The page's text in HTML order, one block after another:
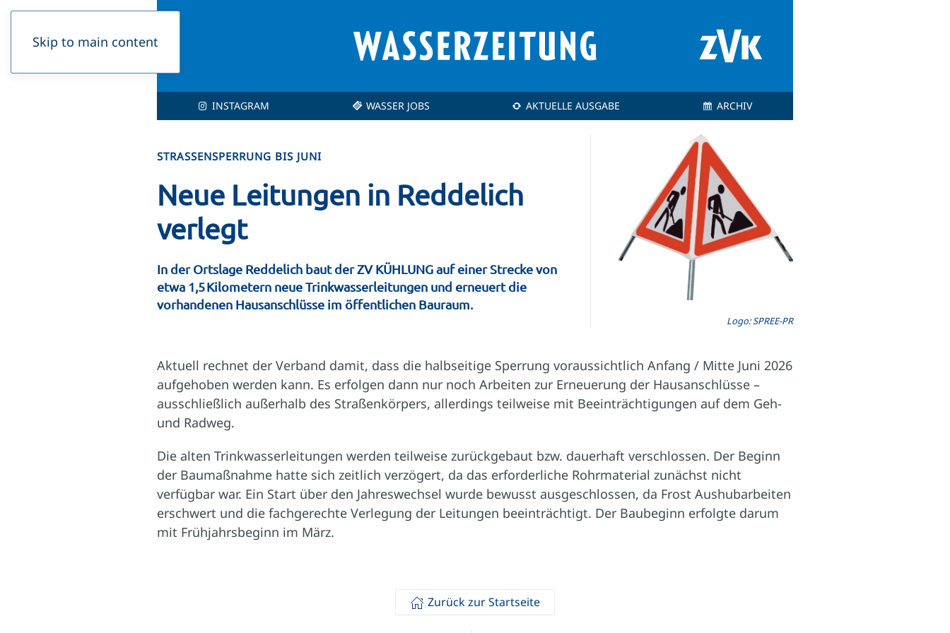
Skip to main content
INSTAGRAM WASSER JOBS AKTUELLE AUSGABE ARCHIV
STRASSENSPERRUNG BIS JUNI
Neue Leitungen in Reddelich
verlegt
In der Ortslage Reddelich baut der ZV KÜHLUNG auf einer Strecke von
etwa 1,5 Kilometern neue Trinkwasserleitungen und erneuert die
vorhandenen Hausanschlüsse im öffentlichen Bauraum.
Logo: SPREE-PR
Aktuell rechnet der Verband damit, dass die halbseitige Sperrung voraussichtlich Anfang / Mitte Juni 2026
aufgehoben werden kann. Es erfolgen dann nur noch Arbeiten zur Erneuerung der Hausanschlüsse –
ausschließlich außerhalb des Straßenkörpers, allerdings teilweise mit Beeinträchtigungen auf dem Geh-
und Radweg.
Die alten Trinkwasserleitungen werden teilweise zurückgebaut bzw. dauerhaft verschlossen. Der Beginn
der Baumaßnahme hatte sich zeitlich verzögert, da das erforderliche Rohrmaterial zunächst nicht
verfügbar war. Ein Start über den Jahreswechsel wurde bewusst ausgeschlossen, da Frost Aushubarbeiten
erschwert und die fachgerechte Verlegung der Leitungen beeinträchtigt. Der Baubeginn erfolgte darum
mit Frühjahrsbeginn im März.
Zurück zur Startseite